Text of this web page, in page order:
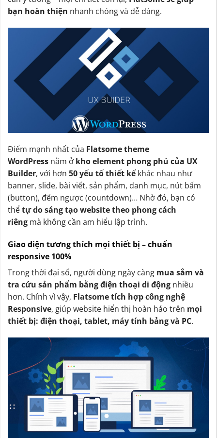
bạn hoàn thiện nhanh chóng và dễ dàng.
Điểm mạnh nhất của Flatsome theme
WordPress nằm ở kho element phong phú của UX
Builder, với hơn 50 yếu tố thiết kếkhác nhau như
banner, slide, bài viết, sản phẩm, danh mục, nút bấm
(button), đếm ngược (countdown)… Nhờ đó, bạn có
thểtự do sáng tạo website theo phong cách
riêng mà không cần am hiểu lập trình.
Giao diện tương thích mọi thiết bị – chuẩn
responsive 100%
Trong thời đại số, người dùng ngày càng mua sắm và
tra cứu sản phẩm bằng điện thoại di động nhiều
hơn. Chính vì vậy, Flatsome tích hợp công nghệ
Responsive, giúp website hiển thị hoàn hảo trên mọi
thiết bị: điện thoại, tablet, máy tính bảng và PC.